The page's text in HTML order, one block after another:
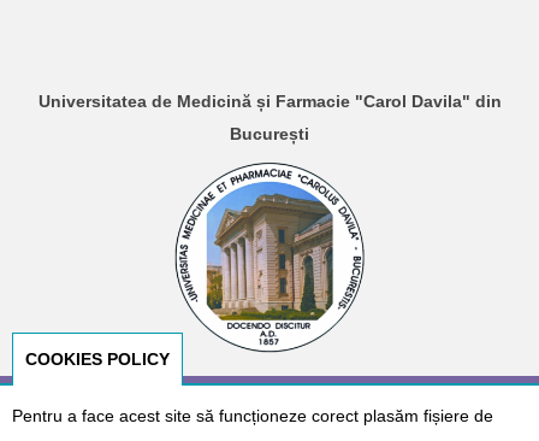
Universitatea de Medicină și Farmacie "Carol Davila" din
București
© Copyright 2026 E-NeoNat. Designed byDr. Cătălin Gabriel
COOKIES POLICY
Pentru a face acest site să funcționeze corect plasăm fișiere de